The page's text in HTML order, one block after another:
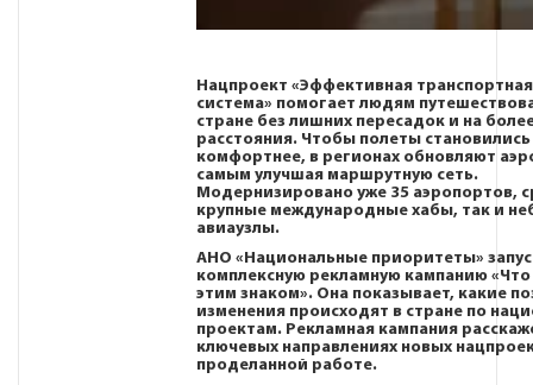
Нацпроект «Эффективная транспортная
система» помогает людям
стране без лишних пересадок и на
расстояния. Чтобы полеты
комфортнее, в регионах обновляют
самым улучшая маршрутную сеть.
Модернизировано уже 35 аэропортов,
крупные международные хабы, так и
авиаузлы.
АНО «Национальные приоритеты»
комплексную рекламную кампанию «Что
этим знаком». Она показывает, какие
изменения происходят в стране по
проектам. Рекламная кампания
ключевых направлениях новых
проделанной работе.